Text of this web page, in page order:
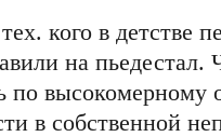
кого в детстве
на пьедестал.
по
в собственной